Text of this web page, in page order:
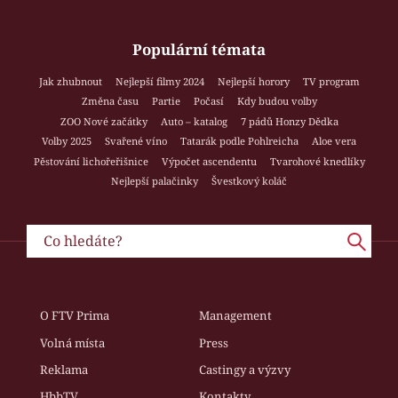
Populární témata
Jak zhubnout Nejlepší filmy 2024 Nejlepší horory
TV program
Změna času
Partie Počasí
Kdy budou volby
ZOO Nové začátky
Auto – katalog
7 pádů Honzy Dědka
Volby 2025
Svařené víno Tatarák podle Pohlreicha
Aloe vera
Pěstování lichořeřišnice
Výpočet ascendentu
Tvarohové knedlíky
Nejlepší palačinky
Švestkový koláč
O FTV Prima
Management
Volná místa
Press
Reklama
Castingy a výzvy